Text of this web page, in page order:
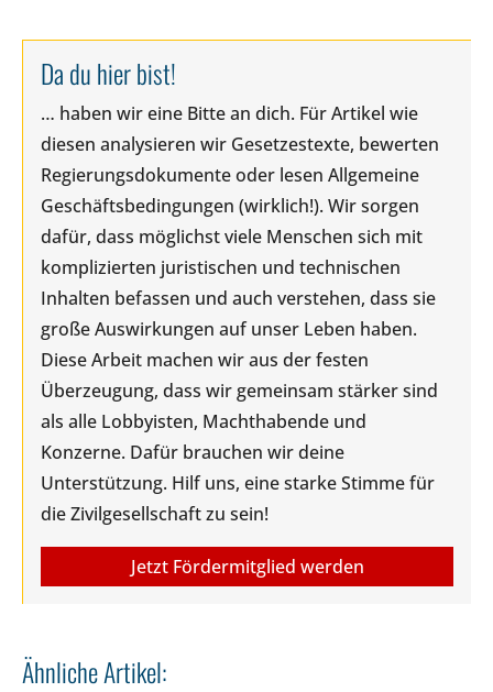
Da du hier bist!
… haben wir eine Bitte an dich. Für Artikel wie
diesen analysieren wir Gesetzestexte, bewerten
Regierungsdokumente oder lesen Allgemeine
Geschäftsbedingungen (wirklich!). Wir sorgen
dafür, dass möglichst viele Menschen sich mit
komplizierten juristischen und technischen
Inhalten befassen und auch verstehen, dass sie
große Auswirkungen auf unser Leben haben.
Diese Arbeit machen wir aus der festen
Überzeugung, dass wir gemeinsam stärker sind
als alle Lobbyisten, Machthabende und
Konzerne. Dafür brauchen wir deine
Unterstützung. Hilf uns, eine starke Stimme für
die Zivilgesellschaft zu sein!
Jetzt Fördermitglied werden
Ähnliche Artikel: